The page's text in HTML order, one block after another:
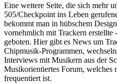
Eine weitere Seite, die sich mehr
505/Checkpoint ins Leben
bekommt man in hübschem
vornehmlich mit Trackern
geboten. Hier gibt es News um
Chipmusik-Programmen,
Interviews mit Musikern aus der
Musikorientiertes Forum, welches
frequentiert ist.